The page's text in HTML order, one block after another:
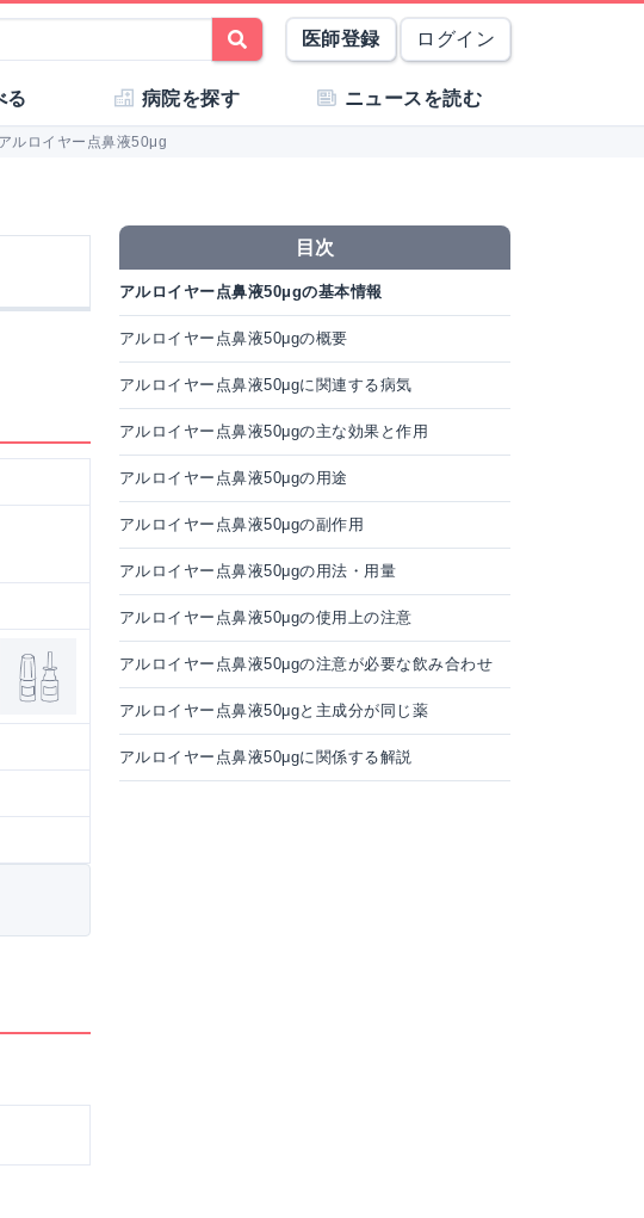
医師登録 ログイン
る 病院を探す ニュースを読む
アルロイヤー点鼻液50μg
目次
アルロイヤー点鼻液50μgの基本情報
アルロイヤー点鼻液50μgの概要
アルロイヤー点鼻液50μgに関連する病気
アルロイヤー点鼻液50μgの主な効果と作用
アルロイヤー点鼻液50μgの用途
アルロイヤー点鼻液50μgの副作用
アルロイヤー点鼻液50μgの用法・用量
アルロイヤー点鼻液50μgの使用上の注意
アルロイヤー点鼻液50μgの注意が必要な飲み合わせ
アルロイヤー点鼻液50μgと主成分が同じ薬
アルロイヤー点鼻液50μgに関係する解説